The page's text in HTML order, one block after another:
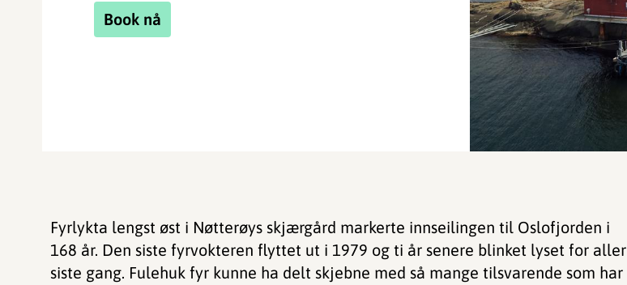
Book nå
Fyrlykta lengst øst i Nøtterøys skjærgård markerte innseilingen til Oslofjorden i
168 år. Den siste fyrvokteren flyttet ut i 1979 og ti år senere blinket lyset for aller
siste gang. Fulehuk fyr kunne ha delt skjebne med så mange tilsvarende som har